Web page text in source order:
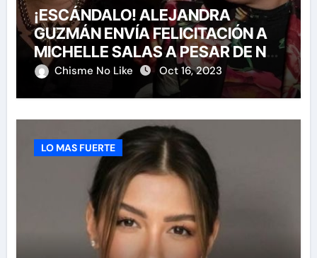
¡ESCÁNDALO! ALEJANDRA
GUZMÁN ENVÍA FELICITACIÓN A
MICHELLE SALAS A PESAR DE NO
HABERLA INVITADO A SU BODA
Chisme No Like Oct 16, 2023
LO MAS FUERTE